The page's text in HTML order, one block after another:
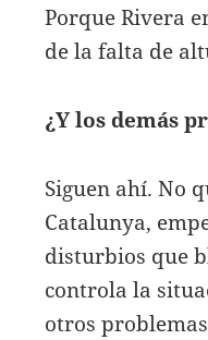
Porque Rivera
de la falta de
¿Y los demás
Siguen ahí. No
Catalunya,
disturbios que
controla la
otros